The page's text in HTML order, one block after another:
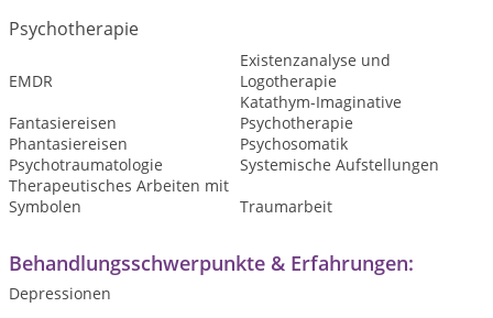
Psychotherapie
EMDR
Existenzanalyse und
Logotherapie
Fantasiereisen
Katathym-Imaginative
Psychotherapie
Phantasiereisen
Psychosomatik
Psychotraumatologie
Systemische Aufstellungen
Therapeutisches Arbeiten mit
Symbolen
Traumarbeit
Behandlungsschwerpunkte & Erfahrungen:
Depressionen